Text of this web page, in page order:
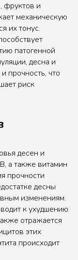
фруктов и
механическую
их тонус.
патогенной
десна и
прочность, что
риск
десен и
а также витамин
прочности
десны
изменениям.
к ухудшению
отражается
этих
происходит